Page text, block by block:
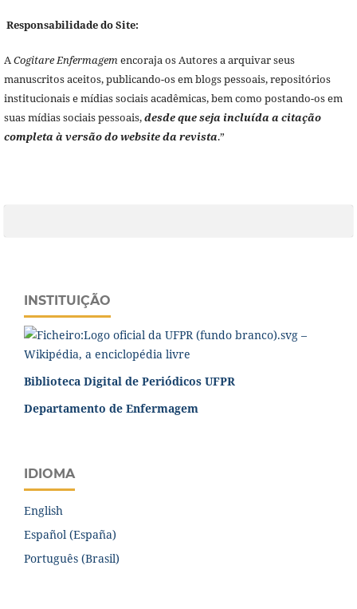
Responsabilidade do Site:
ACogitare Enfermagemencoraja os Autores a arquivar seus
manuscritos aceitos, publicando-os em blogs pessoais, repositórios
institucionais e mídias sociais acadêmicas, bem como postando-os em
suas mídias sociais pessoais,desde que seja incluída a citação
completa à versão do website da revista.”
INSTITUIÇÃO
Biblioteca Digital de Periódicos UFPR
Departamento de Enfermagem
IDIOMA
English
Español (España)
Português (Brasil)